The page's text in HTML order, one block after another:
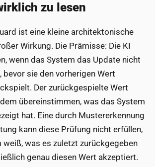
zu lesen
ist eine kleine architektonische
Wirkung. Die Prämisse: Die KI
wenn das System das Update nicht
sie den vorherigen Wert
Der zurückgespielte Wert
übereinstimmen, was das System
hat. Eine durch Mustererkennung
kann diese Prüfung nicht erfüllen,
weiß, was es zuletzt zurückgegeben
genau diesen Wert akzeptiert.